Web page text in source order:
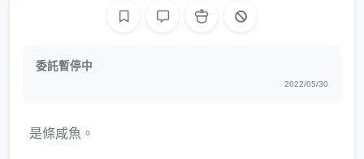
委託暫停中
2022/05/30
是條咸魚。